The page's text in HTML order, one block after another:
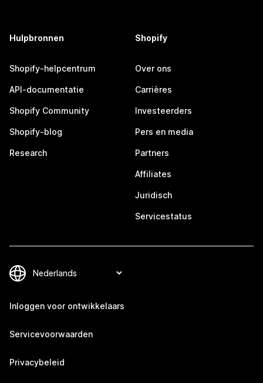
Hulpbronnen
Shopify-helpcentrum
API-documentatie
Shopify Community
Shopify-blog
Research
Shopify
Over ons
Carrières
Investeerders
Pers en media
Partners
Affiliates
Juridisch
Servicestatus
Inloggen voor ontwikkelaars
Servicevoorwaarden
Privacybeleid